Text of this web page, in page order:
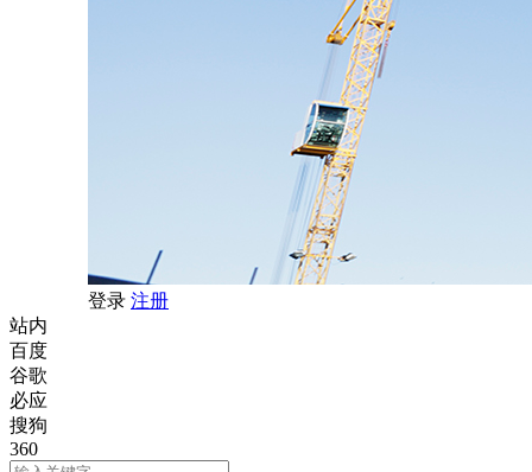
登录 注册
站内
百度
谷歌
必应
搜狗
360